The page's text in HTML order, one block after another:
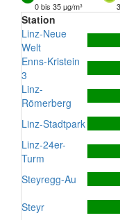
0 bis 35 µg/m³
Station
Linz-Neue
Welt
Enns-Kristein
3
Linz-
Römerberg
Linz-Stadtpark
Linz-24er-
Turm
Steyregg-Au
Steyr